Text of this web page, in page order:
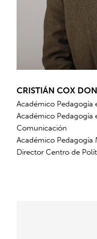
CRISTIÁN COX
Académico Pedagogía
Académico Pedagogía
Comunicación
Académico Pedagogía
Director Centro de